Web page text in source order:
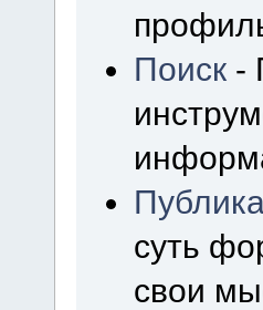
Поиск -
суть
свои